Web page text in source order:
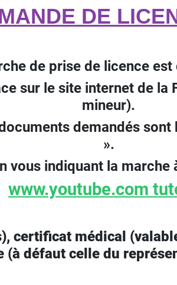
DE
de prise de licence
sur le site internet de la
mineur).
demandés sont
».
vous indiquant la marche
www.youtube.com
certificat médical
(à défaut celle du